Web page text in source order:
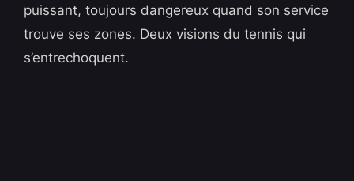
puissant, toujours dangereux quand son service
trouve ses zones. Deux visions du tennis qui
s’entrechoquent.